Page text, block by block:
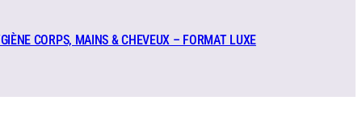
CORPS, MAINS & CHEVEUX – FORMAT LUXE